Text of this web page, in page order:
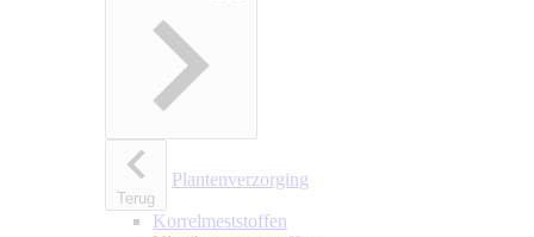
Terug
Plantenverzorging
Korrelmeststoffen